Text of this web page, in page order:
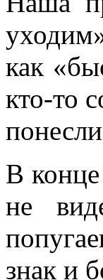
как
кто-то
В
не
знак и